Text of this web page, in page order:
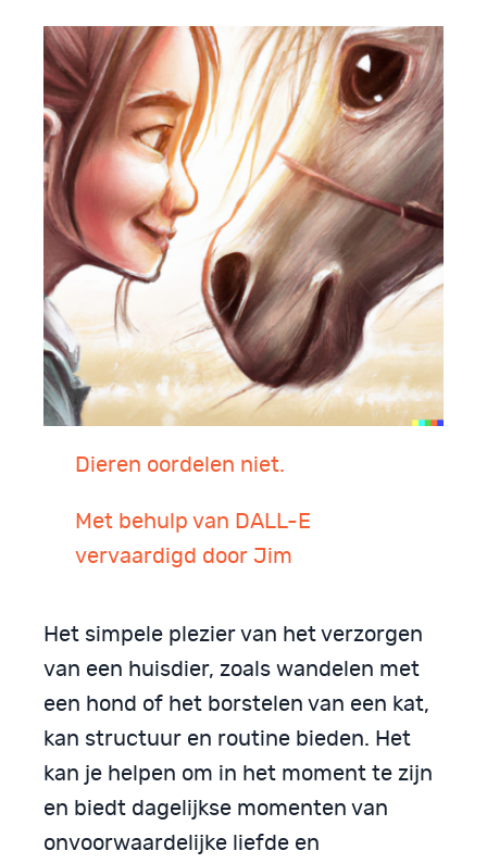
Dieren oordelen niet.
Met behulp van DALL-E
vervaardigd door Jim
Het simpele plezier van het verzorgen
van een huisdier, zoals wandelen met
een hond of het borstelen van een kat,
kan structuur en routine bieden. Het
kan je helpen om in het moment te zijn
en biedt dagelijkse momenten van
onvoorwaardelijke liefde en